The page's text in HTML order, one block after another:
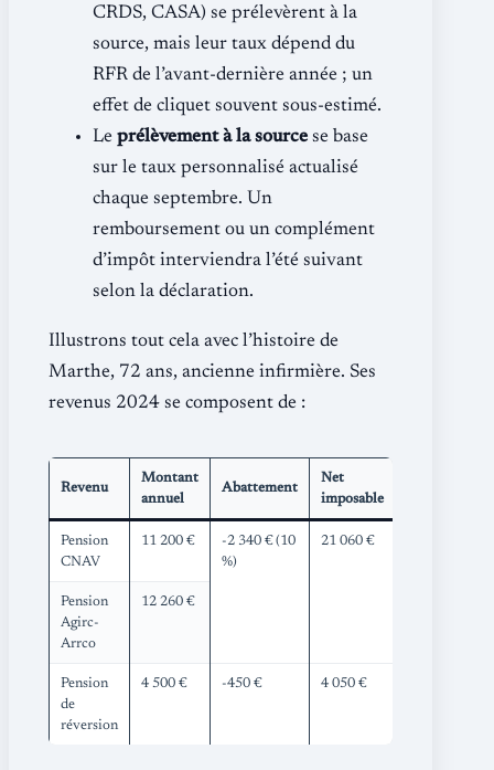
CRDS, CASA) se prélevèrent à la
source, mais leur taux dépend du
RFR de l’avant-dernière année ; un
effet de cliquet souvent sous-estimé.
Le prélèvement à la source se base
sur le taux personnalisé actualisé
chaque septembre. Un
remboursement ou un complément
d’impôt interviendra l’été suivant
selon la déclaration.
Illustrons tout cela avec l’histoire de
Marthe, 72 ans, ancienne infirmière. Ses
revenus 2024 se composent de :
Revenu
Montant
annuel
Abattement
Net
imposable
Pension
CNAV
11 200 €
-2 340 € (10
%)
21 060 €
Pension
Agirc-
Arrco
12 260 €
Pension
de
réversion
4 500 € -450 € 4 050 €